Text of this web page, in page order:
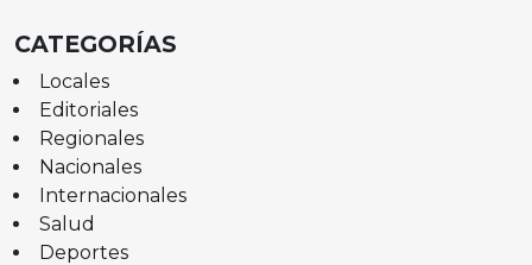
CATEGORÍAS
Locales
Editoriales
Regionales
Nacionales
Internacionales
Salud
Deportes